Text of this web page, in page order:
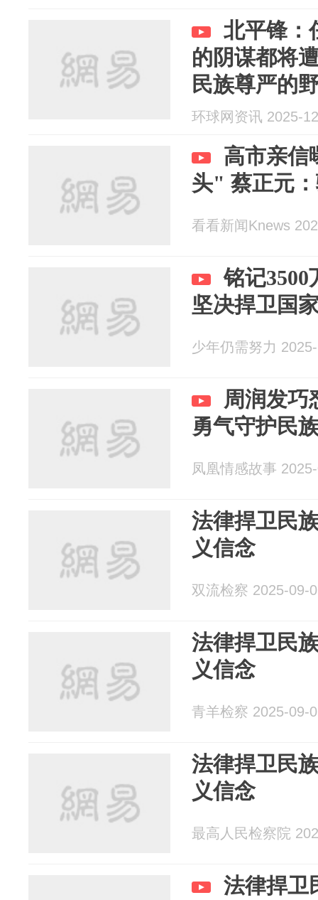
北平锋：
的阴谋都将
民族尊严的
环球网资讯 2025-
高市亲信
头" 蔡正元
看看新闻Knews
铭记
坚决捍卫国
少年仍需努力
周润发巧
勇气守护民
凤凰情感故事
法律捍卫民
义信念
双流检察 2025-09-
法律捍卫民
义信念
青羊检察 2025-09-
法律捍卫民
义信念
最高人民检察院
法律捍